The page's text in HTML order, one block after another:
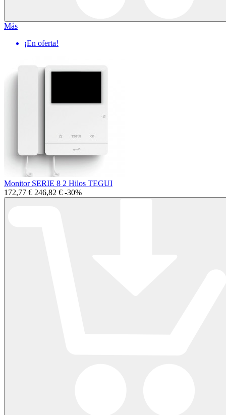
Más
¡En oferta!
Monitor SERIE 8 2 Hilos TEGUI
172,77 € 246,82 € -30%